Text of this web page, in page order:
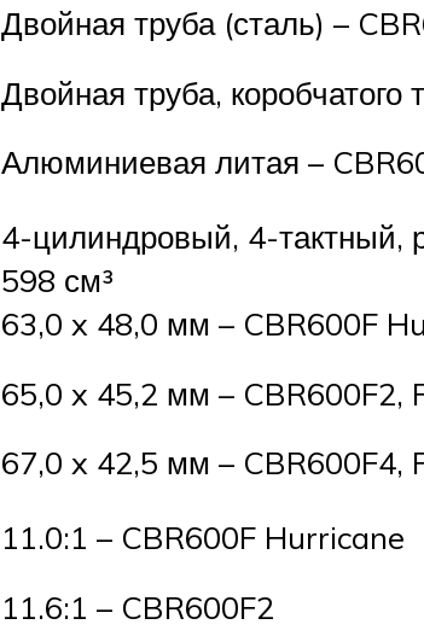
Двойная труба (сталь) –
Двойная труба,
Алюминиевая литая –
4-цилиндровый, 4-тактный,
598 см³
63,0 x 48,0 мм – CBR600F
65,0 x 45,2 мм – CBR600F2,
67,0 x 42,5 мм – CBR600F4,
11.0:1 – CBR600F Hurricane
11.6:1 – CBR600F2